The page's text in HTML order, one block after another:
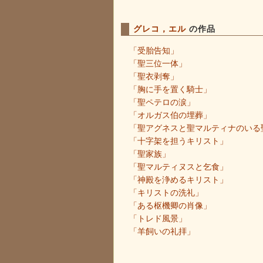
グレコ，エルの作品
「受胎告知」
「聖三位一体」
「聖衣剥奪」
「胸に手を置く騎士」
「聖ペテロの涙」
「オルガス伯の埋葬」
「聖アグネスと聖マルティナのい
「十字架を担うキリスト」
「聖家族」
「聖マルティヌスと乞食」
「神殿を浄めるキリスト」
「キリストの洗礼」
「ある枢機卿の肖像」
「トレド風景」
「羊飼いの礼拝」